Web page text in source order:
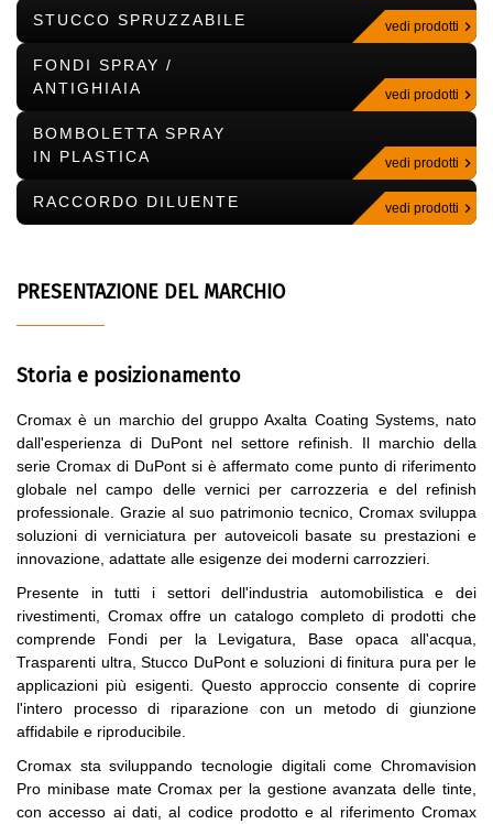
STUCCO SPRUZZABILE vedi prodotti
FONDI SPRAY /
ANTIGHIAIA
vedi prodotti
BOMBOLETTA SPRAY
IN PLASTICA
vedi prodotti
RACCORDO DILUENTE vedi prodotti
PRESENTAZIONE DEL MARCHIO
Storia e posizionamento
Cromax è un marchio del gruppo Axalta Coating Systems, nato
dall'esperienza di DuPont nel settore refinish. Il marchio della
serie Cromax di DuPont si è affermato come punto di riferimento
globale nel campo delle vernici per carrozzeria e del refinish
professionale. Grazie al suo patrimonio tecnico, Cromax sviluppa
soluzioni di verniciatura per autoveicoli basate su prestazioni e
innovazione, adattate alle esigenze dei moderni carrozzieri.
Presente in tutti i settori dell'industria automobilistica e dei
rivestimenti, Cromax offre un catalogo completo di prodotti che
comprende Fondi per la Levigatura, Base opaca all'acqua,
Trasparenti ultra, Stucco DuPont e soluzioni di finitura pura per le
applicazioni più esigenti. Questo approccio consente di coprire
l'intero processo di riparazione con un metodo di giunzione
affidabile e riproducibile.
Cromax sta sviluppando tecnologie digitali come Chromavision
Pro minibase mate Cromax per la gestione avanzata delle tinte,
con accesso ai dati, al codice prodotto e al riferimento Cromax